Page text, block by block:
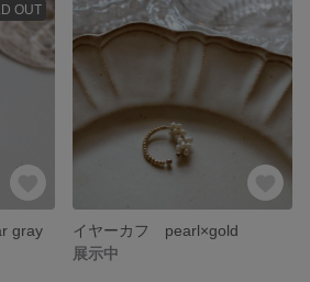
OUT
gray
イヤーカフ pearl×gold
展示中